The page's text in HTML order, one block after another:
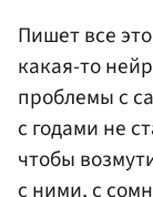
Пишет все
какая-то
проблемы с
с годами не
чтобы
с ними, с